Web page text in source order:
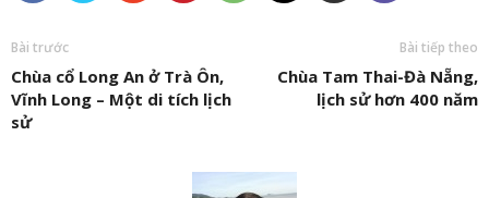
Bài trước
Chùa cổ Long An ở Trà Ôn,
Vĩnh Long – Một di tích lịch
sử
Bài tiếp theo
Chùa Tam Thai-Đà Nẵng,
lịch sử hơn 400 năm